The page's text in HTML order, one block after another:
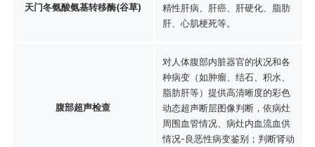
天门冬氨酸氨基转移酶(谷草)
精性肝病、肝癌、肝硬化、脂肪
肝、心肌梗死等。
腹部超声检查
对人体腹部内脏器官的状况和各
种病变（如肿瘤、结石、积水、
脂肪肝等）提供高清晰度的彩色
动态超声断层图像判断，依病灶
周围血管情况、病灶内血流血供
情况-良恶性病变鉴别；判断肾动